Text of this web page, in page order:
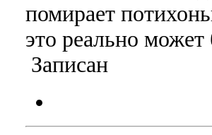
помирает
это реально
Записан